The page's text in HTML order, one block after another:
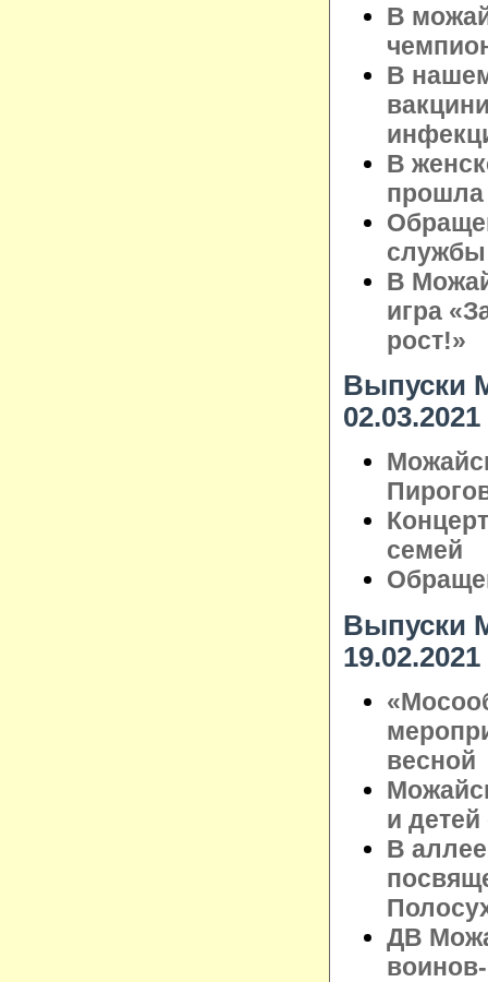
В
В
В
прошла
службы
В
игра
рост!»
Выпуски
02.03.2021
семей
Выпуски
19.02.2021
весной
и
В
ДВ